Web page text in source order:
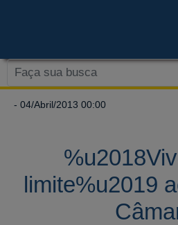
- 04/Abril/2013 00:00
limite%u2019